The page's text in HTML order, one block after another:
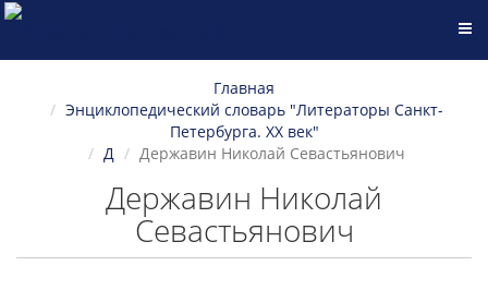
Главная
Энциклопедический словарь "Литераторы Санкт-
Петербурга. XX век"
Д
Державин Николай Севастьянович
Державин Николай
Севастьянович